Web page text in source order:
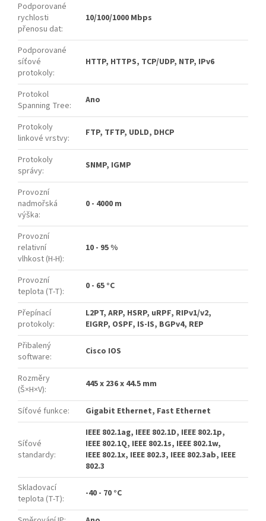
Podporované
rychlosti
přenosu dat:
10/100/1000 Mbps
Podporované
síťové
protokoly:
HTTP, HTTPS, TCP/UDP, NTP, IPv6
Protokol
Spanning Tree: Ano
Protokoly
linkové vrstvy: FTP, TFTP, UDLD, DHCP
Protokoly
správy: SNMP, IGMP
Provozní
nadmořská
výška:
0 - 4000 m
Provozní
relativní
vlhkost (H-H):
10 - 95 %
Provozní
teplota (T-T): 0 - 65 °C
Přepínací
protokoly:
L2PT, ARP, HSRP, uRPF, RIPv1/v2,
EIGRP, OSPF, IS-IS, BGPv4, REP
Přibalený
software: Cisco IOS
Rozměry
(Š×H×V): 445 x 236 x 44.5 mm
Síťové funkce: Gigabit Ethernet, Fast Ethernet
Síťové
standardy:
IEEE 802.1ag, IEEE 802.1D, IEEE 802.1p,
IEEE 802.1Q, IEEE 802.1s, IEEE 802.1w,
IEEE 802.1x, IEEE 802.3, IEEE 802.3ab, IEEE
802.3
Skladovací
teplota (T-T): -40 - 70 °C